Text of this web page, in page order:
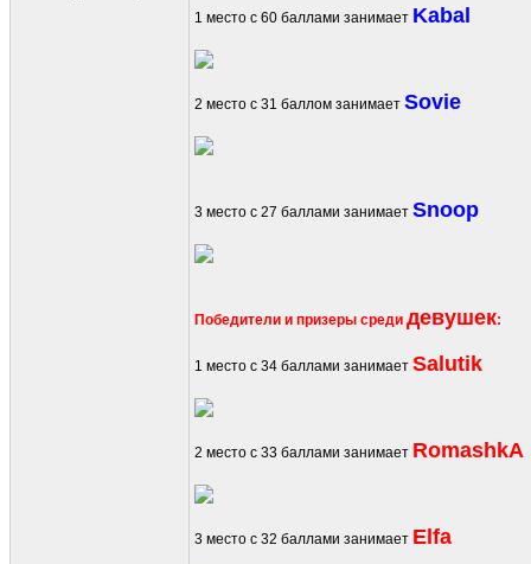
1 место с 60 баллами занимает Kabal
2 место с 31 баллом занимает Sovie
3 место с 27 баллами занимает Snoop
Победители и призеры среди девушек:
1 место с 34 баллами занимает Salutik
2 место с 33 баллами занимает RomashkA
3 место с 32 баллами занимает Elfa